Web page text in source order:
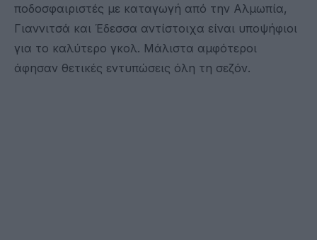
ποδοσφαιριστές με καταγωγή από την Αλμωπία,
Γιαννιτσά και Έδεσσα αντίστοιχα είναι υποψήφιοι
για το καλύτερο γκολ. Μάλιστα αμφότεροι
άφησαν θετικές εντυπώσεις όλη τη σεζόν.